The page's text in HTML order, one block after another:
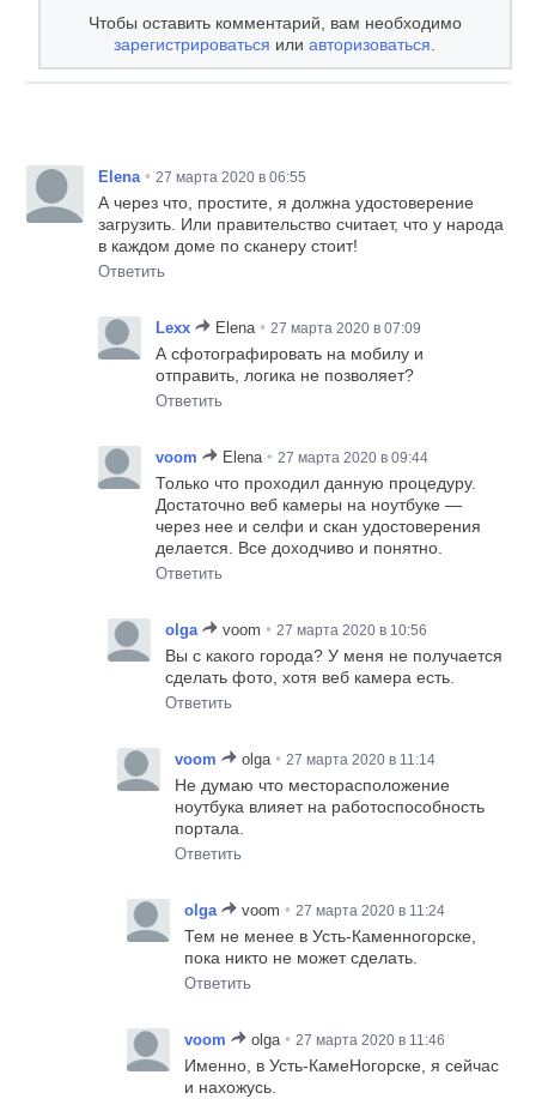
Чтобы оставить комментарий, вам необходимо
зарегистрироваться илиавторизоваться
Elena • 27 марта 2020 в 06:55
А через что, простите, я должна удостоверение
загрузить. Или правительство считает, что у народа
в каждом доме по сканеру стоит!
Ответить
Lexx Elena • 27 марта 2020 в 07:09
А сфотографировать на мобилу и
отправить, логика не позволяет?
Ответить
voom Elena • 27 марта 2020 в 09:44
Только что проходил данную процедуру.
Достаточно веб камеры на ноутбуке —
через нее и селфи и скан удостоверения
делается. Все доходчиво и понятно.
Ответить
olga voom • 27 марта 2020 в 10:56
Вы с какого города? У меня не получается
сделать фото, хотя веб камера есть.
Ответить
voom olga • 27 марта 2020 в 11:14
Не думаю что месторасположение
ноутбука влияет на работоспособность
портала.
Ответить
olga voom • 27 марта 2020 в 11:24
Тем не менее в Усть-Каменногорске,
пока никто не может сделать.
Ответить
voom olga • 27 марта 2020 в 11:46
Именно, в Усть-КамеНогорске, я сейчас
и нахожусь.